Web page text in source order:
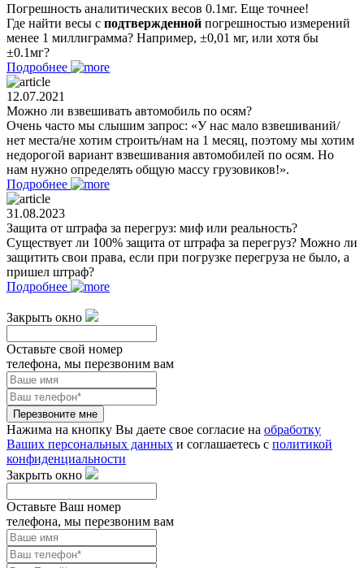
Погрешность аналитических весов 0.1мг. Еще точнее!
Где найти весы с подтвержденной погрешностью измерений
менее 1 миллиграмма? Например, ±0,01 мг, или хотя бы
±0.1мг?
Подробнее
12.07.2021
Можно ли взвешивать автомобиль по осям?
Очень часто мы слышим запрос: «У нас мало взвешиваний/
нет места/не хотим строить/нам на 1 месяц, поэтому мы хотим
недорогой вариант взвешивания автомобилей по осям. Но
нам нужно определять общую массу грузовиков!».
Подробнее
31.08.2023
Защита от штрафа за перегруз: миф или реальность?
Существует ли 100% защита от штрафа за перегруз? Можно ли
защитить свои права, если при погрузке перегруза не было, а
пришел штраф?
Подробнее
Закрыть окно
Оставьте свой номер
телефона, мы перезвоним вам
Перезвоните мне
Нажима на кнопку Вы даете свое согласие на обработку
Ваших персональных данных и соглашаетесь с политикой
конфиденциальности
Закрыть окно
Оставьте Ваш номер
телефона, мы перезвоним вам